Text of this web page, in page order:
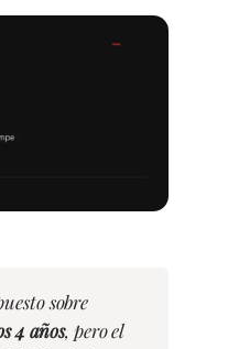
sobre
4 años, pero el